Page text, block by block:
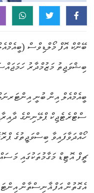
ބޭންކް އޮފް މޯލްޑިވްސް
ބިޝްވަޖިތު މަޒުމްދާރު
ބީއެމްއެލް އިން ބުނީ
ހޯއްދަވާފައިވާ ބިސްވަޖީތުގެ
ޗީފް އޮޓިޑް މަގާމުތަކުގައި
އެގޮތުން އަފްޣާނިސްތާން